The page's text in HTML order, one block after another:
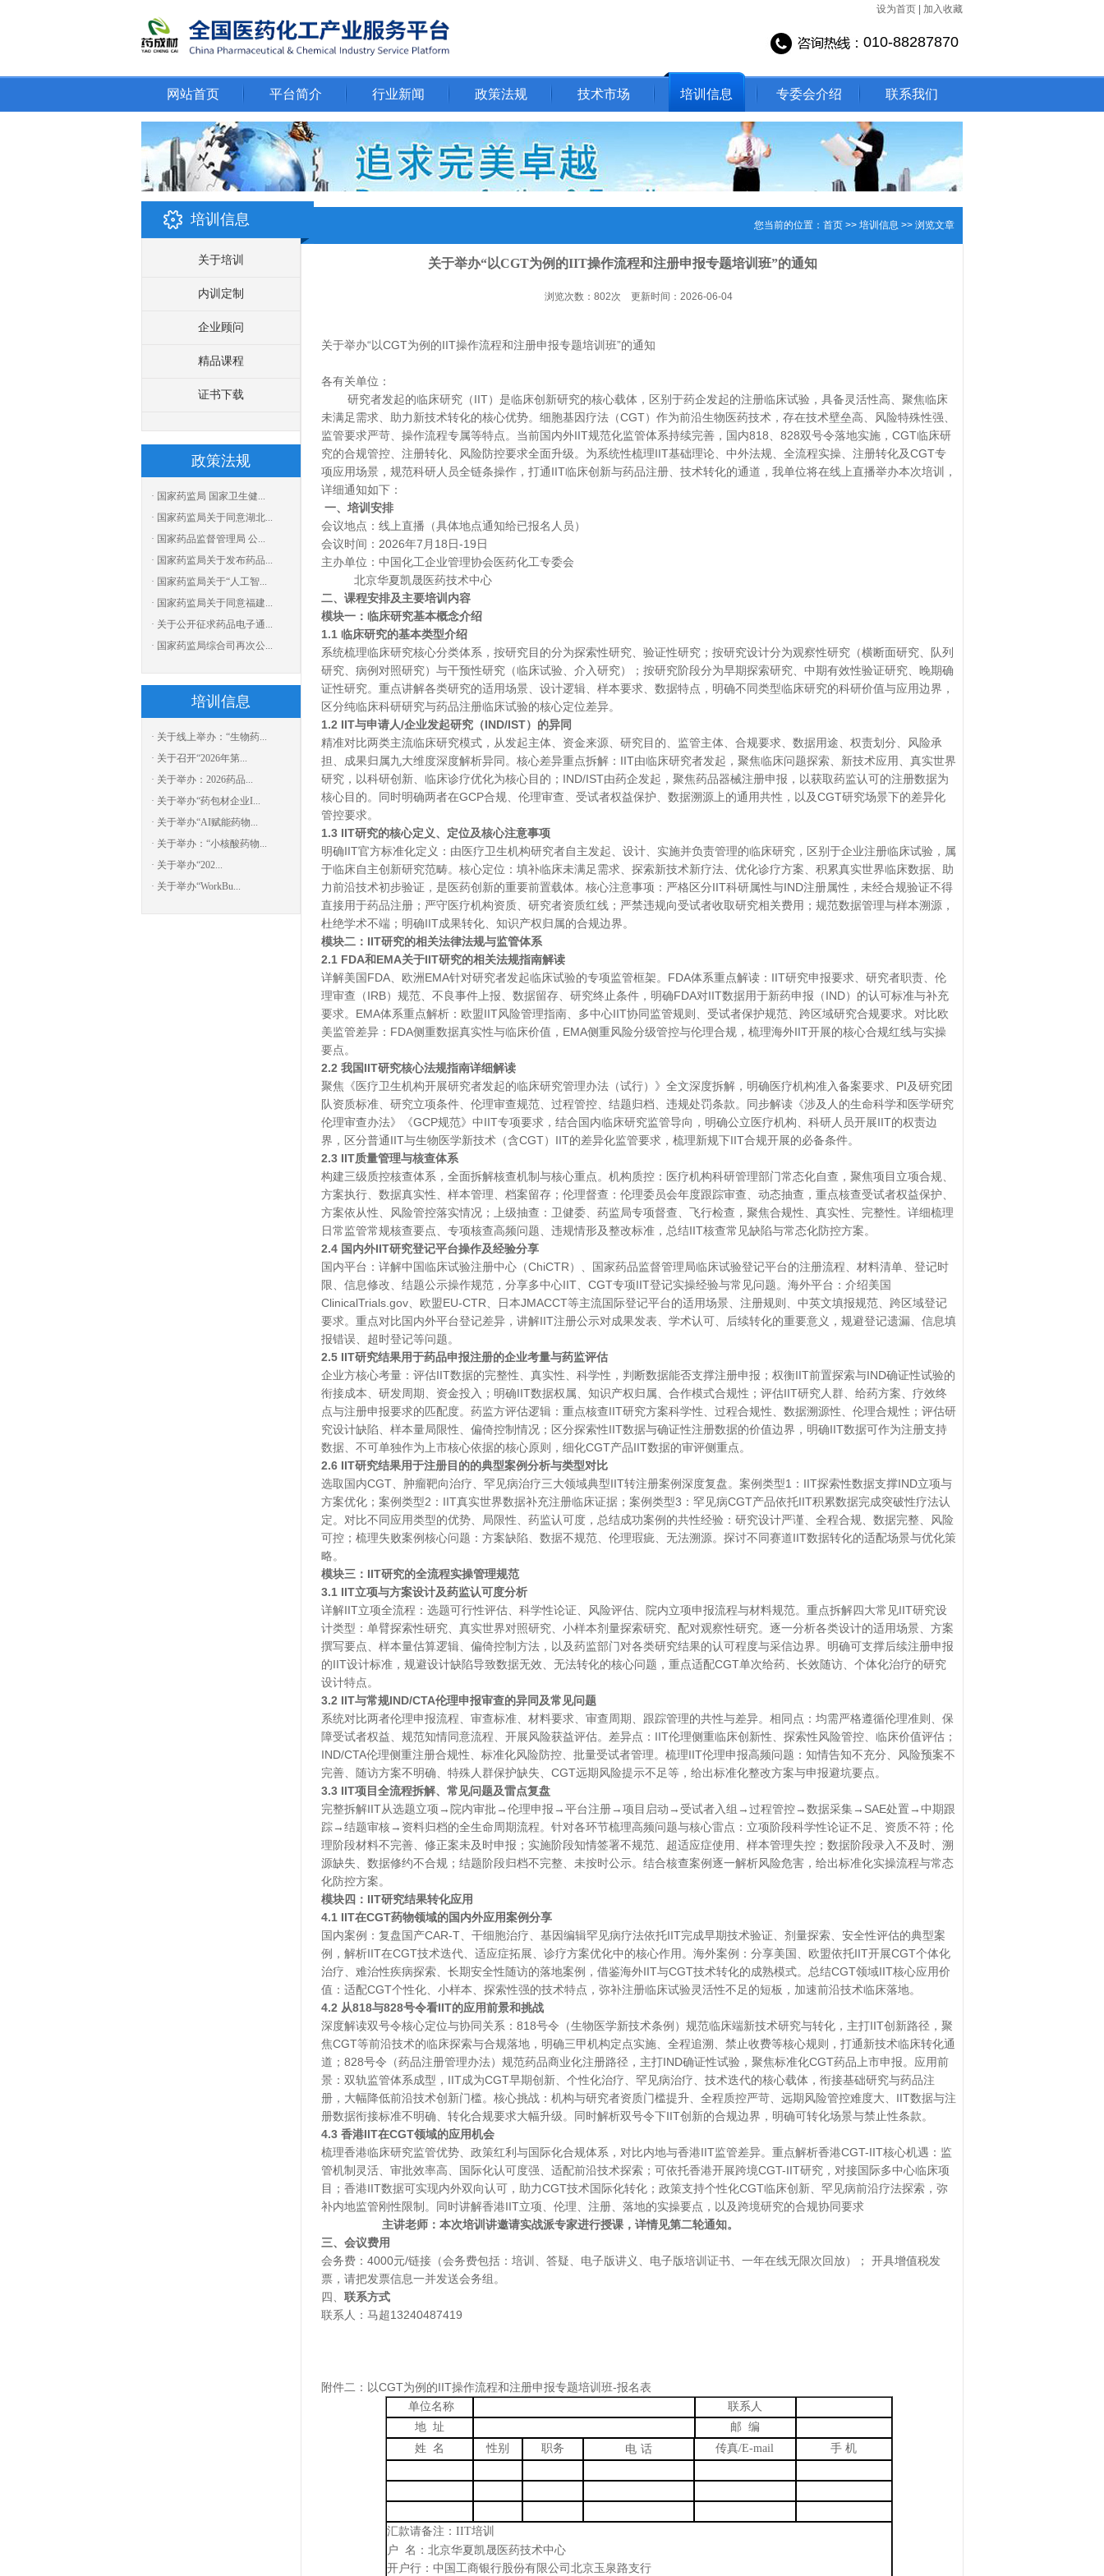
设为首页 加入收藏
010-88287870
网站首页 平台简介 行业新闻 政策法规 技术市场 培训信息 专委会介绍 联系我们
培训信息
关于培训
内训定制
企业顾问
精品课程
证书下载
政策法规
· 国家药监局 国家卫生健...
· 国家药监局关于同意湖北...
· 国家药品监督管理局 公...
· 国家药监局关于发布药品...
· 国家药监局关于“人工智...
· 国家药监局关于同意福建...
· 关于公开征求药品电子通...
· 国家药监局综合司再次公...
培训信息
· 关于线上举办：“生物药...
· 关于召开“2026年第...
· 关于举办：2026药品...
· 关于举办“药包材企业I...
· 关于举办“AI赋能药物...
· 关于举办：“小核酸药物...
· 关于举办“202...
· 关于举办“WorkBu...
您当前的位置： 首页 >> 培训信息 >> 浏览文章
关于举办“以CGT为例的IIT操作流程和注册申报专题培训班”的通知
浏览次数：802次 更新时间：2026-06-04
关于举办“以CGT为例的IIT操作流程和注册申报专题培训班”的通知
各有关单位：
研究者发起的临床研究（IIT）是临床创新研究的核心载体，区别于药企发起的注册临床试验，具备灵活性高、聚焦临床
未满足需求、助力新技术转化的核心优势。细胞基因疗法（CGT）作为前沿生物医药技术，存在技术壁垒高、风险特殊性强、
监管要求严苛、操作流程专属等特点。当前国内外IIT规范化监管体系持续完善，国内818、828双号令落地实施，CGT临床研
究的合规管控、注册转化、风险防控要求全面升级。为系统性梳理IIT基础理论、中外法规、全流程实操、注册转化及CGT专
项应用场景，规范科研人员全链条操作，打通IIT临床创新与药品注册、技术转化的通道，我单位将在线上直播举办本次培训，
详细通知如下：
一、 培训安排
会议地点：线上直播（具体地点通知给已报名人员）
会议时间： 2026年7月18日-19日
主办单位：中国化工企业管理协会医药化工专委会
北京华夏凯晟医药技术中心
二、课程安排及主要培训内容
模块一：临床研究基本概念介绍
1.1 临床研究的基本类型介绍
系统梳理临床研究核心分类体系，按研究目的分为探索性研究、验证性研究；按研究设计分为观察性研究（横断面研究、队列
研究、病例对照研究）与干预性研究（临床试验、介入研究）；按研究阶段分为早期探索研究、中期有效性验证研究、晚期确
证性研究。重点讲解各类研究的适用场景、设计逻辑、样本要求、数据特点，明确不同类型临床研究的科研价值与应用边界，
区分纯临床科研研究与药品注册临床试验的核心定位差异。
1.2 IIT与申请人/企业发起研究（IND/IST）的异同
精准对比两类主流临床研究模式，从发起主体、资金来源、研究目的、监管主体、合规要求、数据用途、权责划分、风险承
担、成果归属九大维度深度解析异同。核心差异重点拆解： IIT由临床研究者发起，聚焦临床问题探索、新技术应用、真实世界
研究，以科研创新、临床诊疗优化为核心目的；IND/IST由药企发起，聚焦药品器械注册申报，以获取药监认可的注册数据为
核心目的。同时明确两者在GCP合规、伦理审查、受试者权益保护、数据溯源上的通用共性，以及CGT研究场景下的差异化
管控要求。
1.3 IIT研究的核心定义、定位及核心注意事项
明确IIT官方标准化定义：由医疗卫生机构研究者自主发起、设计、实施并负责管理的临床研究，区别于企业注册临床试验，属
于临床自主创新研究范畴。核心定位：填补临床未满足需求、探索新技术新疗法、优化诊疗方案、积累真实世界临床数据、助
力前沿技术初步验证，是医药创新的重要前置载体。核心注意事项：严格区分IIT科研属性与IND注册属性，未经合规验证不得
直接用于药品注册；严守医疗机构资质、研究者资质红线；严禁违规向受试者收取研究相关费用；规范数据管理与样本溯源，
杜绝学术不端；明确IIT成果转化、知识产权归属的合规边界。
模块二： IIT研究的相关法律法规与监管体系
2.1 FDA和EMA关于IIT研究的相关法规指南解读
详解美国FDA、欧洲EMA针对研究者发起临床试验的专项监管框架。FDA体系重点解读：IIT研究申报要求、研究者职责、伦
理审查（IRB）规范、不良事件上报、数据留存、研究终止条件，明确FDA对IIT数据用于新药申报（IND）的认可标准与补充
要求。EMA体系重点解析：欧盟IIT风险管理指南、多中心IIT协同监管规则、受试者保护规范、跨区域研究合规要求。对比欧
美监管差异：FDA侧重数据真实性与临床价值，EMA侧重风险分级管控与伦理合规，梳理海外IIT开展的核心合规红线与实操
要点。
2.2 我国IIT研究核心法规指南详细解读
聚焦《医疗卫生机构开展研究者发起的临床研究管理办法（试行）》全文深度拆解，明确医疗机构准入备案要求、 PI及研究团
队资质标准、研究立项条件、伦理审查规范、过程管控、结题归档、违规处罚条款。同步解读《涉及人的生命科学和医学研究
伦理审查办法》《GCP规范》中IIT专项要求，结合国内临床研究监管导向，明确公立医疗机构、科研人员开展IIT的权责边
界，区分普通IIT与生物医学新技术（含CGT）IIT的差异化监管要求，梳理新规下IIT合规开展的必备条件。
2.3 IIT质量管理与核查体系
构建三级质控核查体系，全面拆解核查机制与核心重点。机构质控：医疗机构科研管理部门常态化自查，聚焦项目立项合规、
方案执行、数据真实性、样本管理、档案留存；伦理督查：伦理委员会年度跟踪审查、动态抽查，重点核查受试者权益保护、
方案依从性、风险管控落实情况；上级抽查：卫健委、药监局专项督查、飞行检查，聚焦合规性、真实性、完整性。详细梳理
日常监管常规核查要点、专项核查高频问题、违规情形及整改标准，总结IIT核查常见缺陷与常态化防控方案。
2.4 国内外IIT研究登记平台操作及经验分享
国内平台：详解中国临床试验注册中心（ChiCTR）、国家药品监督管理局临床试验登记平台的注册流程、材料清单、登记时
限、信息修改、结题公示操作规范，分享多中心IIT、CGT专项IIT登记实操经验与常见问题。海外平台：介绍美国
ClinicalTrials.gov、欧盟EU-CTR、日本JMACCT等主流国际登记平台的适用场景、注册规则、中英文填报规范、跨区域登记
要求。重点对比国内外平台登记差异，讲解IIT注册公示对成果发表、学术认可、后续转化的重要意义，规避登记遗漏、信息填
报错误、超时登记等问题。
2.5 IIT研究结果用于药品申报注册的企业考量与药监评估
企业方核心考量：评估IIT数据的完整性、真实性、科学性，判断数据能否支撑注册申报；权衡IIT前置探索与IND确证性试验的
衔接成本、研发周期、资金投入；明确IIT数据权属、知识产权归属、合作模式合规性；评估IIT研究人群、给药方案、疗效终
点与注册申报要求的匹配度。药监方评估逻辑：重点核查IIT研究方案科学性、过程合规性、数据溯源性、伦理合规性；评估研
究设计缺陷、样本量局限性、偏倚控制情况；区分探索性IIT数据与确证性注册数据的价值边界，明确IIT数据可作为注册支持
数据、不可单独作为上市核心依据的核心原则，细化CGT产品IIT数据的审评侧重点。
2.6 IIT研究结果用于注册目的的典型案例分析与类型对比
选取国内CGT、肿瘤靶向治疗、罕见病治疗三大领域典型IIT转注册案例深度复盘。案例类型1：IIT探索性数据支撑IND立项与
方案优化；案例类型2：IIT真实世界数据补充注册临床证据；案例类型3：罕见病CGT产品依托IIT积累数据完成突破性疗法认
定。对比不同应用类型的优势、局限性、药监认可度，总结成功案例的共性经验：研究设计严谨、全程合规、数据完整、风险
可控；梳理失败案例核心问题：方案缺陷、数据不规范、伦理瑕疵、无法溯源。探讨不同赛道IIT数据转化的适配场景与优化策
略。
模块三： IIT研究的全流程实操管理规范
3.1 IIT立项与方案设计及药监认可度分析
详解IIT立项全流程：选题可行性评估、科学性论证、风险评估、院内立项申报流程与材料规范。重点拆解四大常见IIT研究设
计类型：单臂探索性研究、真实世界对照研究、小样本剂量探索研究、配对观察性研究。逐一分析各类设计的适用场景、方案
撰写要点、样本量估算逻辑、偏倚控制方法，以及药监部门对各类研究结果的认可程度与采信边界。明确可支撑后续注册申报
的IIT设计标准，规避设计缺陷导致数据无效、无法转化的核心问题，重点适配CGT单次给药、长效随访、个体化治疗的研究
设计特点。
3.2 IIT与常规IND/CTA伦理申报审查的异同及常见问题
系统对比两者伦理申报流程、审查标准、材料要求、审查周期、跟踪管理的共性与差异。相同点：均需严格遵循伦理准则、保
障受试者权益、规范知情同意流程、开展风险获益评估。差异点： IIT伦理侧重临床创新性、探索性风险管控、临床价值评估；
IND/CTA伦理侧重注册合规性、标准化风险防控、批量受试者管理。梳理IIT伦理申报高频问题：知情告知不充分、风险预案不
完善、随访方案不明确、特殊人群保护缺失、CGT远期风险提示不足等，给出标准化整改方案与申报避坑要点。
3.3 IIT项目全流程拆解、常见问题及雷点复盘
完整拆解IIT从选题立项→院内审批→伦理申报→平台注册→项目启动→受试者入组→过程管控→数据采集→SAE处置→中期跟
踪→结题审核→资料归档的全生命周期流程。针对各环节梳理高频问题与核心雷点：立项阶段科学性论证不足、资质不符；伦
理阶段材料不完善、修正案未及时申报；实施阶段知情签署不规范、超适应症使用、样本管理失控；数据阶段录入不及时、溯
源缺失、数据修约不合规；结题阶段归档不完整、未按时公示。结合核查案例逐一解析风险危害，给出标准化实操流程与常态
化防控方案。
模块四： IIT研究结果转化应用
4.1 IIT在CGT药物领域的国内外应用案例分享
国内案例：复盘国产CAR-T、干细胞治疗、基因编辑罕见病疗法依托IIT完成早期技术验证、剂量探索、安全性评估的典型案
例，解析IIT在CGT技术迭代、适应症拓展、诊疗方案优化中的核心作用。海外案例：分享美国、欧盟依托IIT开展CGT个体化
治疗、难治性疾病探索、长期安全性随访的落地案例，借鉴海外IIT与CGT技术转化的成熟模式。总结CGT领域IIT核心应用价
值：适配CGT个性化、小样本、探索性强的技术特点，弥补注册临床试验灵活性不足的短板，加速前沿技术临床落地。
4.2 从818与828号令看IIT的应用前景和挑战
深度解读双号令核心定位与协同关系： 818号令（生物医学新技术条例）规范临床端新技术研究与转化，主打IIT创新路径，聚
焦CGT等前沿技术的临床探索与合规落地，明确三甲机构定点实施、全程追溯、禁止收费等核心规则，打通新技术临床转化通
道；828号令（药品注册管理办法）规范药品商业化注册路径，主打IND确证性试验，聚焦标准化CGT药品上市申报。应用前
景：双轨监管体系成型，IIT成为CGT早期创新、个性化治疗、罕见病治疗、技术迭代的核心载体，衔接基础研究与药品注
册，大幅降低前沿技术创新门槛。核心挑战：机构与研究者资质门槛提升、全程质控严苛、远期风险管控难度大、IIT数据与注
册数据衔接标准不明确、转化合规要求大幅升级。同时解析双号令下IIT创新的合规边界，明确可转化场景与禁止性条款。
4.3 香港IIT在CGT领域的应用机会
梳理香港临床研究监管优势、政策红利与国际化合规体系，对比内地与香港IIT监管差异。重点解析香港CGT-IIT核心机遇：监
管机制灵活、审批效率高、国际化认可度强、适配前沿技术探索；可依托香港开展跨境CGT-IIT研究，对接国际多中心临床项
目；香港IIT数据可实现内外双向认可，助力CGT技术国际化转化；政策支持个性化CGT临床创新、罕见病前沿疗法探索，弥
补内地监管刚性限制。同时讲解香港IIT立项、伦理、注册、落地的实操要点，以及跨境研究的合规协同要求
主讲老师：本次培训讲邀请实战派专家进行授课，详情见第二轮通知。
三、会议费用
会务费： 4000元/链接（会务费包括：培训、答疑、电子版讲义、电子版培训证书、一年在线无限次回放）； 开具增值税发
票，请把发票信息一并发送会务组。
四、 联系方式
联系人： 马超13240487419
附件二： 以CGT为例的IIT操作流程和注册申报专题培训班-报名表
单位名称
联系人
地 址 邮 编
姓 名 性别 职务 电 话 传真/E-mail 手 机
汇款请备注： IIT培训
户 名：北京华夏凯晟医药技术中心
开户行：中国工商银行股份有限公司北京玉泉路支行